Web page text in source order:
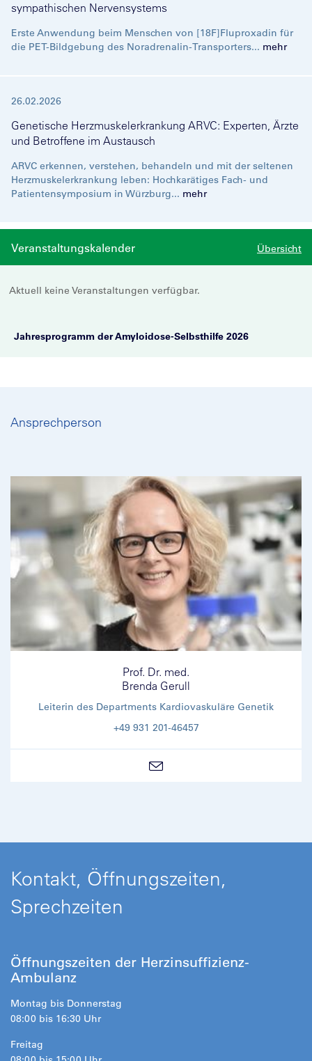
sympathischen Nervensystems
Erste Anwendung beim Menschen von [18F]Fluproxadin für
die PET-Bildgebung des Noradrenalin-Transporters... mehr
26.02.2026
Genetische Herzmuskelerkrankung ARVC: Experten, Ärzte
und Betroffene im Austausch
ARVC erkennen, verstehen, behandeln und mit der seltenen
Herzmuskelerkrankung leben: Hochkarätiges Fach- und
Patientensymposium in Würzburg... mehr
Veranstaltungskalender Übersicht
Aktuell keine Veranstaltungen verfügbar.
Jahresprogramm der Amyloidose-Selbsthilfe 2026
Ansprechperson
Prof. Dr. med.
Brenda Gerull
Leiterin des Departments Kardiovaskuläre Genetik
+49 931 201-46457
Kontakt, Öffnungszeiten,
Sprechzeiten
Öffnungszeiten der Herzinsuffizienz-
Ambulanz
Montag bis Donnerstag
08:00 bis 16:30 Uhr
Freitag